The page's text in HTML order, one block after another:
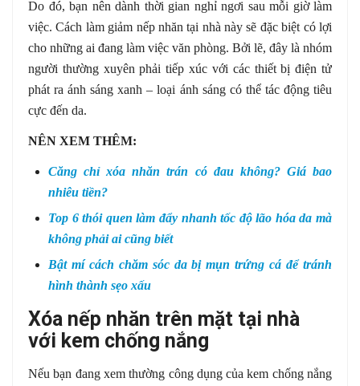
Do đó, bạn nên dành thời gian nghỉ ngơi sau mỗi giờ làm
việc. Cách làm giảm nếp nhăn tại nhà này sẽ đặc biệt có lợi
cho những ai đang làm việc văn phòng. Bởi lẽ, đây là nhóm
người thường xuyên phải tiếp xúc với các thiết bị điện tử
phát ra ánh sáng xanh – loại ánh sáng có thể tác động tiêu
cực đến da.
NÊN XEM THÊM:
Căng chỉ xóa nhăn trán có đau không? Giá bao
nhiêu tiền?
Top 6 thói quen làm đẩy nhanh tốc độ lão hóa da mà
không phải ai cũng biết
Bật mí cách chăm sóc da bị mụn trứng cá để tránh
hình thành sẹo xấu
Xóa nếp nhăn trên mặt tại nhà
với kem chống nắng
Nếu bạn đang xem thường công dụng của kem chống nắng